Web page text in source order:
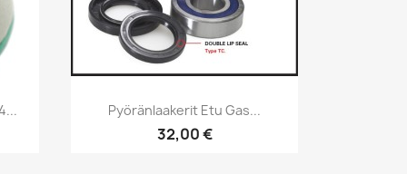
Pikakatselu
Pyöränlaakerit Etu Gas...
32,00 €